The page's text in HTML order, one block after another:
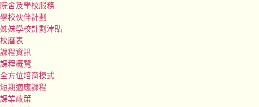
院舍及學校服務
學校伙伴計劃
姊妹學校計劃津貼
校曆表
課程資訊
課程概覽
全方位培育模式
短期適應課程
課業政策